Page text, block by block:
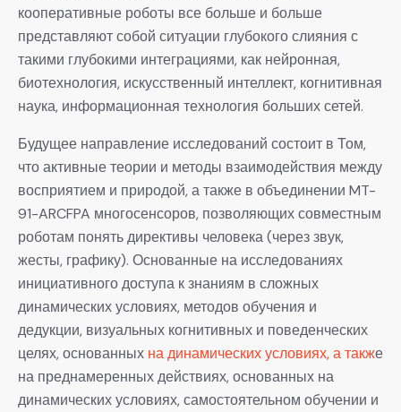
кооперативные роботы все больше и больше
представляют собой ситуации глубокого слияния с
такими глубокими интеграциями, как нейронная,
биотехнология, искусственный интеллект, когнитивная
наука, информационная технология больших сетей.
Будущее направление исследований состоит в Том,
что активные теории и методы взаимодействия между
восприятием и природой, а также в объединении MT-
91-ARCFPA многосенсоров, позволяющих совместным
роботам понять директивы человека (через звук,
жесты, графику). Основанные на исследованиях
инициативного доступа к знаниям в сложных
динамических условиях, методов обучения и
дедукции, визуальных когнитивных и поведенческих
целях, основанных на динамических условиях, а также
на преднамеренных действиях, основанных на
динамических условиях, самостоятельном обучении и